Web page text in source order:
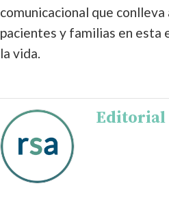
comunicacional que conlleva
pacientes y familias en esta
la vida.
Editorial